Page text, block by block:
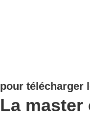
pour télécharger
La